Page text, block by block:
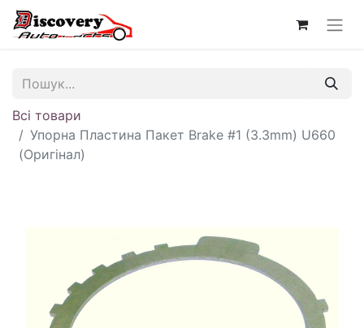
Всі товари
Упорна Пластина Пакет Brake #1 (3.3mm) U660
(Оригінал)